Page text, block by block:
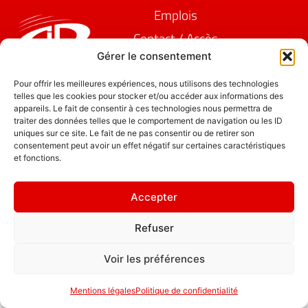
Gérer le consentement
Pour offrir les meilleures expériences, nous utilisons des technologies
telles que les cookies pour stocker et/ou accéder aux informations des
appareils. Le fait de consentir à ces technologies nous permettra de
traiter des données telles que le comportement de navigation ou les ID
uniques sur ce site. Le fait de ne pas consentir ou de retirer son
consentement peut avoir un effet négatif sur certaines caractéristiques
et fonctions.
Accepter
Refuser
Voir les préférences
Mentions légalesPolitique de confidentialité
Emplois
Contact / Accès
Mentions légales
" L'ornement
d'une maison,
ce sont les amis
qui la
fréquentent. "
GDL Construction
2026
6, Rue des
Planches
ZA La Croix de
Pierre